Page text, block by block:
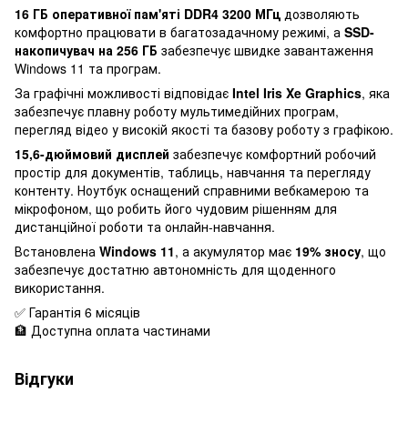
16 ГБ оперативної пам'яті DDR4 3200 МГц дозволяють
комфортно працювати в багатозадачному режимі, а SSD-
накопичувач на 256 ГБ забезпечує швидке завантаження
Windows 11 та програм.
За графічні можливості відповідає Intel Iris Xe Graphics, яка
забезпечує плавну роботу мультимедійних програм,
перегляд відео у високій якості та базову роботу з графікою.
15,6-дюймовий дисплей забезпечує комфортний робочий
простір для документів, таблиць, навчання та перегляду
контенту. Ноутбук оснащений справними вебкамерою та
мікрофоном, що робить його чудовим рішенням для
дистанційної роботи та онлайн-навчання.
Встановлена Windows 11, а акумулятор має 19% зносу, що
забезпечує достатню автономність для щоденного
використання.
✅ Гарантія 6 місяців
🏦 Доступна оплата частинами
Відгуки